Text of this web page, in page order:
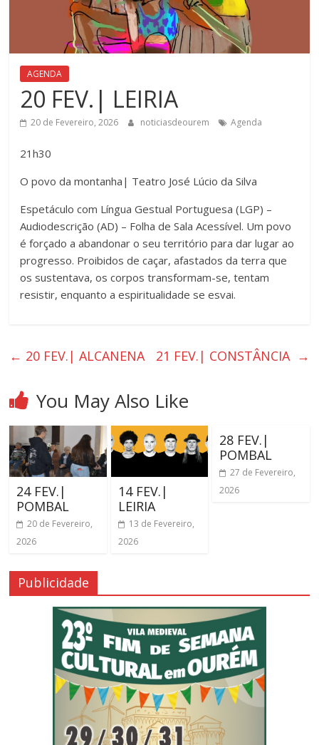
AGENDA
20 FEV.| LEIRIA
20 de Fevereiro, 2026 noticiasdeourem Agenda
21h30
O povo da montanha| Teatro José Lúcio da Silva
Espetáculo com Língua Gestual Portuguesa (LGP) –
Audiodescrição (AD) – Folha de Sala Acessível. Um povo
é forçado a abandonar o seu território para dar lugar ao
progresso. Proibidos de caçar, afastados da terra que
os sustentava, os corpos transformam-se, tentam
resistir, enquanto a espiritualidade se esvai.
← 20 FEV.| ALCANENA 21 FEV.| CONSTÂNCIA →
You May Also Like
24 FEV.|
POMBAL
20 de Fevereiro,
2026
14 FEV.|
LEIRIA
13 de Fevereiro,
2026
28 FEV.|
POMBAL
27 de Fevereiro,
2026
Publicidade